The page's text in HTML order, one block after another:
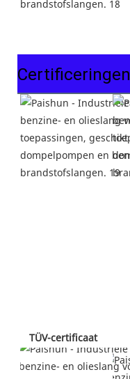
Certificeringen
TÜV-certificaat